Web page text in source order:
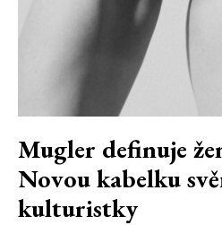
Mugler definuje
Novou kabelku
kulturistky